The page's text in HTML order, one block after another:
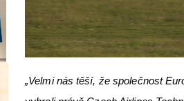
„Velmi nás těší, že společnost